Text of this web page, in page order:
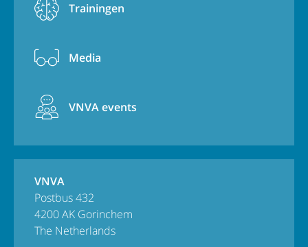
Trainingen
Media
VNVA events
VNVA
Postbus 432
4200 AK Gorinchem
The Netherlands